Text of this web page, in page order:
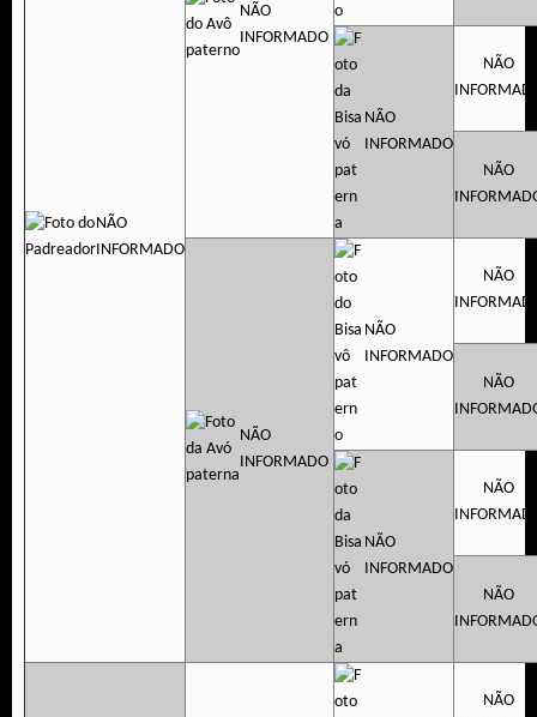
NÃO
INFORMADO
NÃO
INFORMADO
NÃO
INFORMADO
NÃO
NÃO
NÃO
INFORMADO
NÃO
INFORMADO
NÃO
NÃO
NÃO
INFORMADO
NÃO
NÃO
NÃO